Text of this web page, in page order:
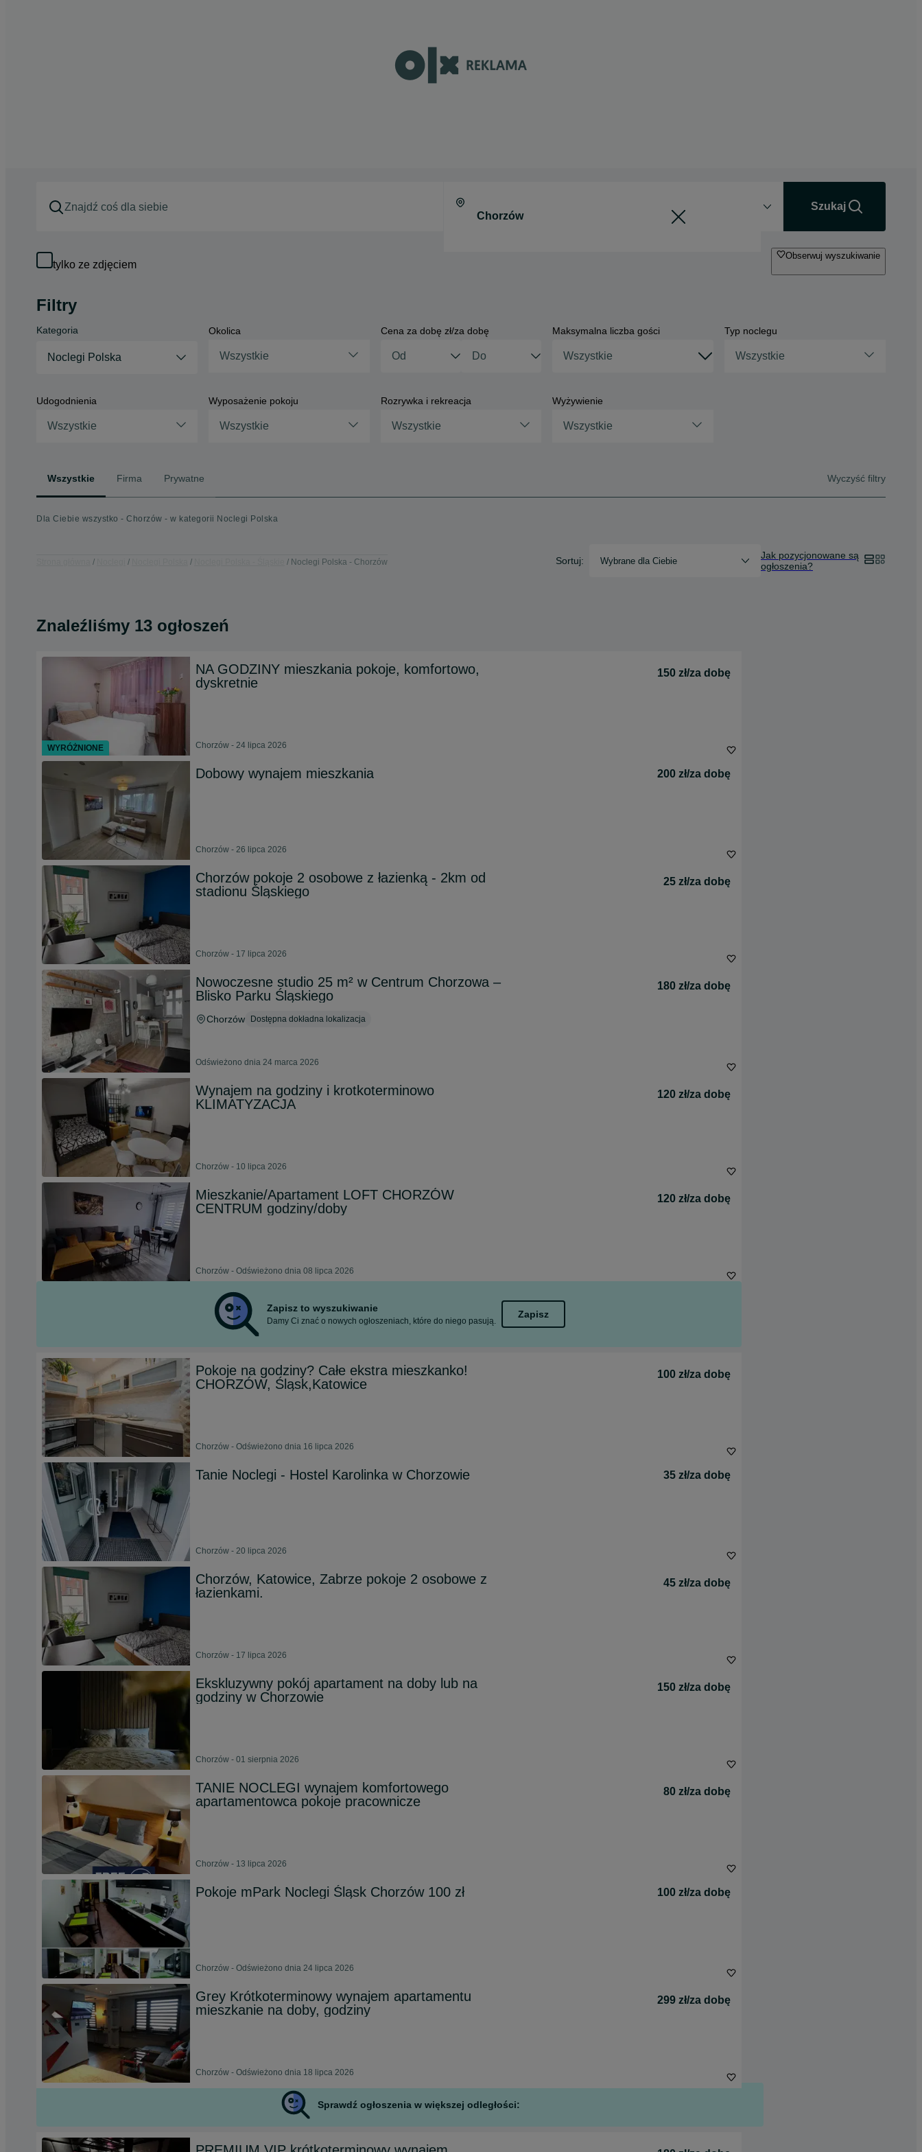
Szukaj
tylko ze zdjęciem
Obserwuj wyszukiwanie
Filtry
Kategoria
Noclegi Polska
Okolica
Wszystkie
Cena za dobę zł/za dobę Maksymalna liczba gości Typ noclegu
Wszystkie
Udogodnienia
Wszystkie
Wyposażenie pokoju
Wszystkie
Rozrywka i rekreacja
Wszystkie
Wyżywienie
Wszystkie
Wszystkie Firma Prywatne Wyczyść filtry
Dla Ciebie wszystko - Chorzów - w kategorii Noclegi Polska
Noclegi Polska - Chorzów Sortuj: Wybrane dla Ciebie
Jak pozycjonowane są
ogłoszenia?
Znaleźliśmy 13 ogłoszeń
NA GODZINY mieszkania pokoje, komfortowo,
dyskretnie
150 zł/za dobę
Chorzów - 24 lipca 2026
Dobowy wynajem mieszkania 200 zł/za dobę
Chorzów - 26 lipca 2026
Chorzów pokoje 2 osobowe z łazienką - 2km od
stadionu Śląskiego
25 zł/za dobę
Chorzów - 17 lipca 2026
Nowoczesne studio 25 m² w Centrum Chorzowa –
Blisko Parku Śląskiego
180 zł/za dobę
Chorzów Dostępna dokładna lokalizacja
Odświeżono dnia 24 marca 2026
Wynajem na godziny i krotkoterminowo
KLIMATYZACJA
120 zł/za dobę
Chorzów - 10 lipca 2026
Mieszkanie/Apartament LOFT CHORZÓW
CENTRUM godziny/doby
120 zł/za dobę
Chorzów - Odświeżono dnia 08 lipca 2026
Zapisz to wyszukiwanie
Damy Ci znać o nowych ogłoszeniach, które do niego pasują.
Zapisz
Pokoje na godziny? Całe ekstra mieszkanko!
CHORZÓW, Śląsk,Katowice
100 zł/za dobę
Chorzów - Odświeżono dnia 16 lipca 2026
Tanie Noclegi - Hostel Karolinka w Chorzowie 35 zł/za dobę
Chorzów - 20 lipca 2026
Chorzów, Katowice, Zabrze pokoje 2 osobowe z
łazienkami.
45 zł/za dobę
Chorzów - 17 lipca 2026
Ekskluzywny pokój apartament na doby lub na
godziny w Chorzowie
150 zł/za dobę
Chorzów - 01 sierpnia 2026
TANIE NOCLEGI wynajem komfortowego
apartamentowca pokoje pracownicze
80 zł/za dobę
Chorzów - 13 lipca 2026
Pokoje mPark Noclegi Śląsk Chorzów 100 zł 100 zł/za dobę
Chorzów - Odświeżono dnia 24 lipca 2026
Grey Krótkoterminowy wynajem apartamentu
mieszkanie na doby, godziny
299 zł/za dobę
Chorzów - Odświeżono dnia 18 lipca 2026
WYRÓŻNIONE
Sprawdź ogłoszenia w większej odległości: